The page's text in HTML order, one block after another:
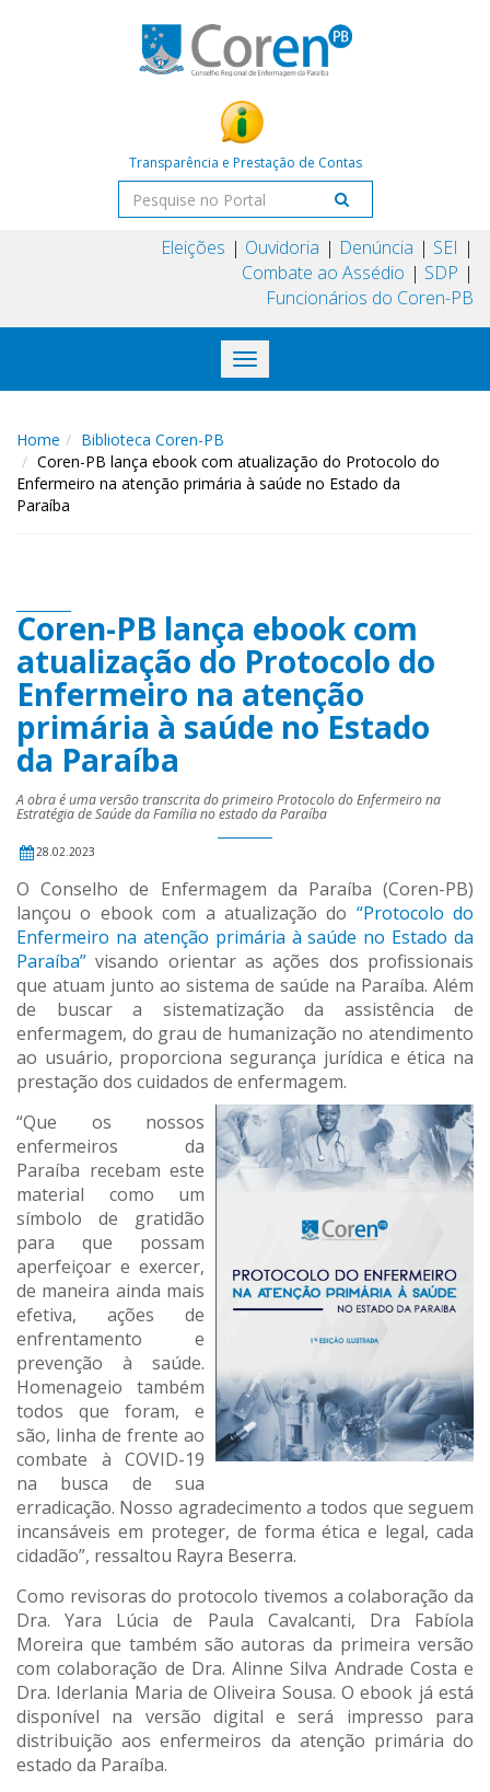
Transparência e Prestação de Contas
Eleições Ouvidoria Denúncia
SEI
Combate ao Assédio
SDP
Funcionários do Coren-PB
Toggle
navigation
Home
Biblioteca Coren-PB
Coren-PB lança ebook com atualização do Protocolo do
Enfermeiro na atenção primária à saúde no Estado da
Paraíba
Coren-PB lança ebook com
atualização do Protocolo do
Enfermeiro na atenção
primária à saúde no Estado
da Paraíba
A obra é uma versão transcrita do primeiro Protocolo do Enfermeiro na
Estratégia de Saúde da Família no estado da Paraíba
28.02.2023
O Conselho de Enfermagem da Paraíba (Coren-PB)
lançou o ebook com a atualização do “Protocolo do
Enfermeiro na atenção primária à saúde no Estado da
Paraíba”visando orientar as ações dos profissionais
que atuam junto ao sistema de saúde na Paraíba. Além
de buscar a sistematização da assistência de
enfermagem, do grau de humanização no atendimento
ao usuário, proporciona segurança jurídica e ética na
prestação dos cuidados de enfermagem.
“Que os nossos
enfermeiros da
Paraíba recebam este
material como um
símbolo de gratidão
para que possam
aperfeiçoar e exercer,
de maneira ainda mais
efetiva, ações de
enfrentamento e
prevenção à saúde.
Homenageio também
todos que foram, e
são, linha de frente ao
combate à COVID-19
na busca de sua
erradicação. Nosso agradecimento a todos que seguem
incansáveis em proteger, de forma ética e legal, cada
cidadão”, ressaltou Rayra Beserra.
Como revisoras do protocolo tivemos a colaboração da
Dra. Yara Lúcia de Paula Cavalcanti, Dra Fabíola
Moreira que também são autoras da primeira versão
com colaboração de Dra. Alinne Silva Andrade Costa e
Dra. Iderlania Maria de Oliveira Sousa. O ebook já está
disponível na versão digital e será impresso para
distribuição aos enfermeiros da atenção primária do
estado da Paraíba.